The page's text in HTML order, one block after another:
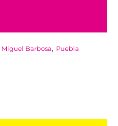
Miguel Barbosa, Puebla